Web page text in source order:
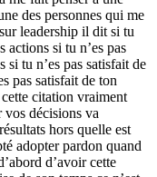
des personnes qui me
leadership il dit si tu
actions si tu n’es pas
si tu n’es pas satisfait de
pas satisfait de ton
citation vraiment
vos décisions va
hors quelle est
adopter pardon quand
d’avoir cette